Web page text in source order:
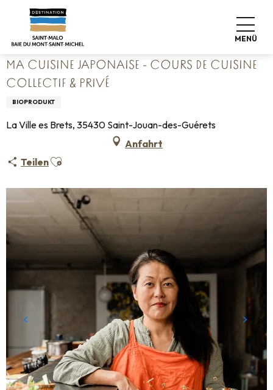
contenu
MENÜ
Startseite
Ma cuisine japonaise - cours de cuisine collectif & privé
MA CUISINE JAPONAISE - COURS DE CUISINE
COLLECTIF & PRIVÉ
BIOPRODUKT
La Ville es Brets, 35430 Saint-Jouan-des-Guérets
Anfahrt
TeilenAjouter aux favoris